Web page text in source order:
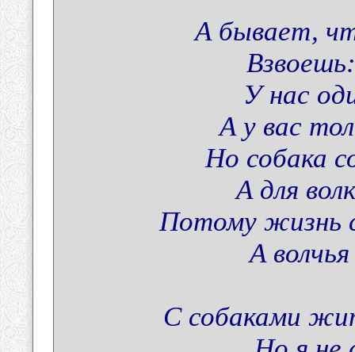
А бывает,
У нас
А у вас
Но собака
А для
Потому жизнь
А
С собаками